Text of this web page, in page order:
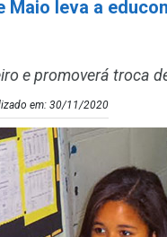
Maio leva a
e promoverá troca
em: 30/11/2020